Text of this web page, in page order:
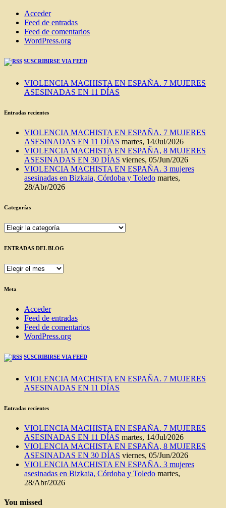
Acceder
Feed de entradas
Feed de comentarios
WordPress.org
SUSCRIBIRSE VIA FEED
VIOLENCIA MACHISTA EN ESPAÑA. 7 MUJERES
ASESINADAS EN 11 DÍAS
Entradas recientes
VIOLENCIA MACHISTA EN ESPAÑA. 7 MUJERES
ASESINADAS EN 11 DÍAS martes, 14/Jul/2026
VIOLENCIA MACHISTA EN ESPAÑA, 8 MUJERES
ASESINADAS EN 30 DÍAS viernes, 05/Jun/2026
VIOLENCIA MACHISTA EN ESPAÑA. 3 mujeres
asesinadas en Bizkaia, Córdoba y Toledo martes,
28/Abr/2026
Categorías
Categorías
ENTRADAS DEL BLOG
ENTRADAS
BLOG
Meta
Acceder
Feed de entradas
Feed de comentarios
WordPress.org
SUSCRIBIRSE VIA FEED
VIOLENCIA MACHISTA EN ESPAÑA. 7 MUJERES
ASESINADAS EN 11 DÍAS
Entradas recientes
VIOLENCIA MACHISTA EN ESPAÑA. 7 MUJERES
ASESINADAS EN 11 DÍAS martes, 14/Jul/2026
VIOLENCIA MACHISTA EN ESPAÑA, 8 MUJERES
ASESINADAS EN 30 DÍAS viernes, 05/Jun/2026
VIOLENCIA MACHISTA EN ESPAÑA. 3 mujeres
asesinadas en Bizkaia, Córdoba y Toledo martes,
28/Abr/2026
You missed